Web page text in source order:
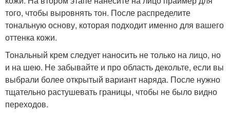
того, чтобы выровнять тон. После распределите
тональную основу, которая подходит именно для вашего
оттенка кожи.
Тональный крем следует наносить не только на лицо, но
и на шею. Не забывайте и про область декольте, если вы
выбрали более открытый вариант наряда. После нужно
тщательно растушевать границы, чтобы не было видно
переходов.